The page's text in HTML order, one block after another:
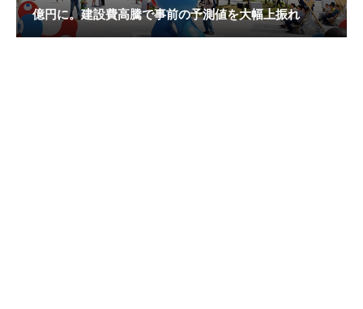
億円に。建設費高騰で事前の予測値を大幅上振れ